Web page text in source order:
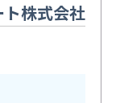
株式会社